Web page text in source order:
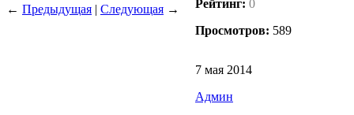
← Предыдущая | Следующая → Рейтинг: 0
Просмотров: 589
7 мая 2014
Админ